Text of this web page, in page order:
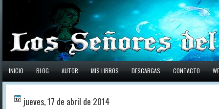
INICIO BLOG AUTOR MIS LIBROS DESCARGAS CONTACTO
jueves, 17 de abril de 2014